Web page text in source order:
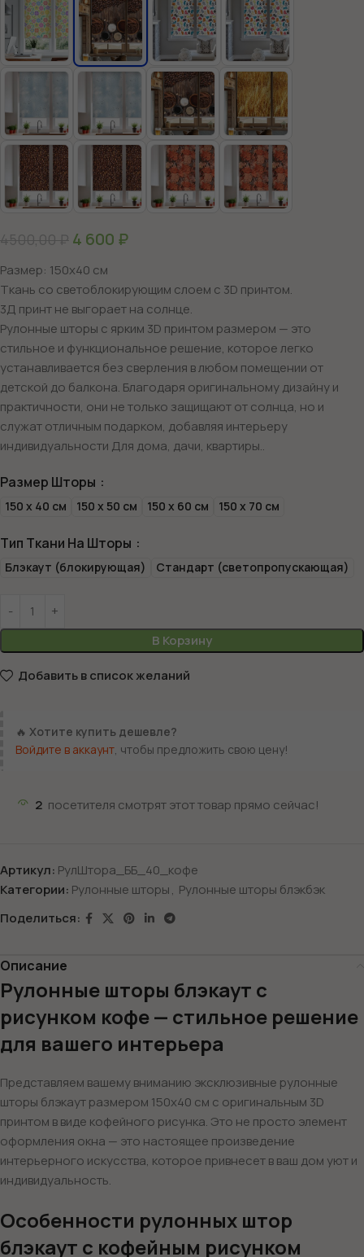
4500,00₽ 4 600 ₽
Размер: 150х40 см
Ткань со светоблокирующим слоем с 3D принтом.
3Д принт не выгорает на солнце.
Рулонные шторы с ярким 3D принтом размером — это
стильное и функциональное решение, которое легко
устанавливается без сверления в любом помещении от
детской до балкона. Благодаря оригинальному дизайну и
практичности, они не только защищают от солнца, но и
служат отличным подарком, добавляя интерьеру
индивидуальности Для дома, дачи, квартиры..
Размер Шторы
150 х 40 см 150 х 50 см 150 х 60 см 150 х 70 см
Тип Ткани На Шторы
Блэкаут (блокирующая) Стандарт (светопропускающая)
В Корзину
Добавить в список желаний
🔥 Хотите купить дешевле?
Войдите в аккаунт , чтобы предложить свою цену!
2 посетителя смотрят этот товар прямо сейчас!
Артикул: РулШтора_ББ_40_кофе
Категории: Рулонные шторы, Рулонные шторы блэкбэк
Поделиться:
Описание
Рулонные шторы блэкаут с
рисунком кофе — стильное решение
для вашего интерьера
Представляем вашему вниманию эксклюзивные рулонные
шторы блэкаут размером 150х40 см с оригинальным 3D
принтом в виде кофейного рисунка. Это не просто элемент
оформления окна — это настоящее произведение
интерьерного искусства, которое привнесет в ваш дом уют и
индивидуальность.
Особенности рулонных штор
блэкаут с кофейным рисунком